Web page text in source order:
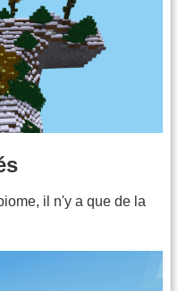
il n'y a que de la